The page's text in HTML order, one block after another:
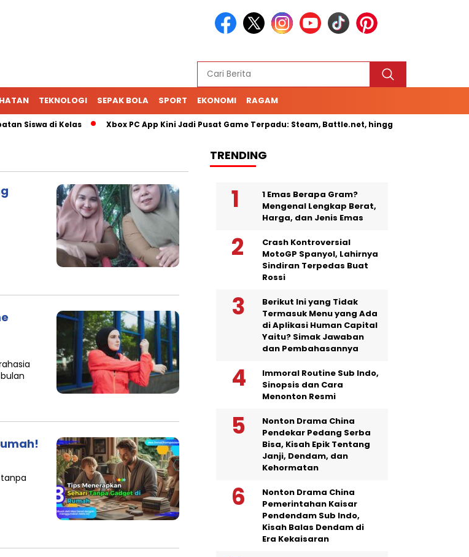
TEKNOLOGI SEPAK BOLA SPORT EKONOMI RAGAM
di Kelas Xbox PC App Kini Jadi Pusat Game Terpadu: Steam, Battle.net, hingga Cloud Gaming
TRENDING
1 Emas Berapa Gram?
Mengenal Lengkap Berat,
Harga, dan Jenis Emas
Crash Kontroversial
MotoGP Spanyol, Lahirnya
Sindiran Terpedas Buat
Rossi
Berikut Ini yang Tidak
Termasuk Menu yang Ada
di Aplikasi Human Capital
Yaitu? Simak Jawaban
dan Pembahasannya
Immoral Routine Sub Indo,
Sinopsis dan Cara
Menonton Resmi
Nonton Drama China
Pendekar Pedang Serba
Bisa, Kisah Epik Tentang
Janji, Dendam, dan
Kehormatan
Nonton Drama China
Pemerintahan Kaisar
Pendendam Sub Indo,
Kisah Balas Dendam di
Era Kekaisaran